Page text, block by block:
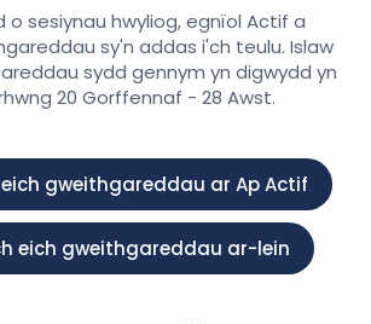
o sesiynau hwyliog, egnïol Actif a
sy'n addas i'ch teulu. Islaw
sydd gennym yn digwydd yn
20 Gorffennaf - 28 Awst.
gweithgareddau ar Ap Actif
eich gweithgareddau ar-lein